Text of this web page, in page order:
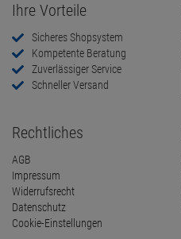
Ihre Vorteile
Sicheres Shopsystem
Kompetente Beratung
Zuverlässiger Service
Schneller Versand
Rechtliches
AGB
Impressum
Widerrufsrecht
Datenschutz
Cookie-Einstellungen